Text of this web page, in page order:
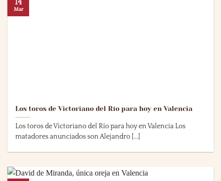
Los toros de Victoriano del Río para hoy en Valencia
Los toros de Victoriano del Río para hoy en Valencia Los
matadores anunciados son Alejandro [...]
14
Mar